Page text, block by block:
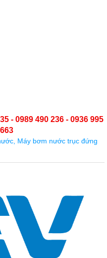
0989 490 236 - 0936 995
Máy bơm nước trục đứng